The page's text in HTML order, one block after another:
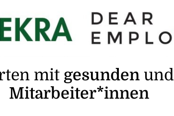
mit gesundenund
Mitarbeiter*innen